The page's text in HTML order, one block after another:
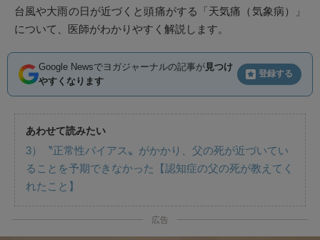
台風や大雨の日が近づくと頭痛がする「天気痛（気象病）」
について、医師がわかりやすく解説します。
Google Newsでヨガジャーナルの記事が見つけ
やすくなります
登録する
あわせて読みたい
3）〝正常性バイアス〟がかかり、父の死が近づいてい
ることを予期できなかった【認知症の父の死が教えてく
れたこと】
広告